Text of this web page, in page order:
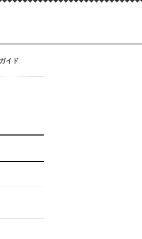
イド